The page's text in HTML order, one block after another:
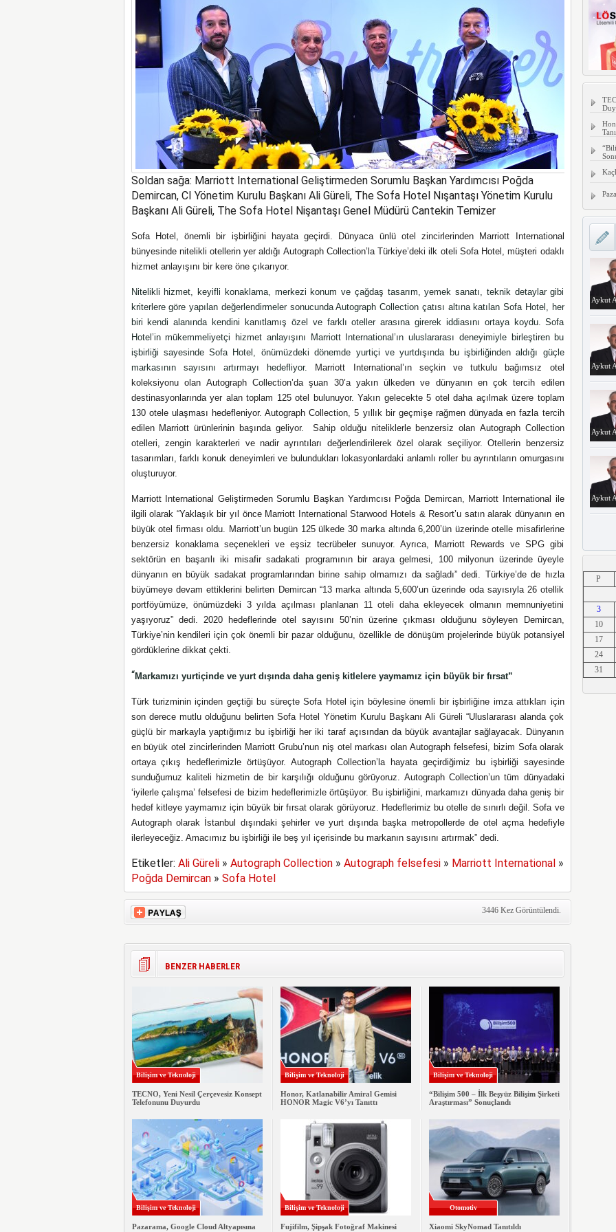
Soldan sağa: Marriott International Geliştirmeden Sorumlu Başkan Yardımcısı Poğda
Demircan, CI Yönetim Kurulu Başkanı Ali Güreli, The Sofa Hotel Nışantaşı Yönetim Kurulu
Başkanı Ali Güreli, The Sofa Hotel Nişantaşı Genel Müdürü Cantekin Temizer
Sofa Hotel, önemli bir işbirliğini hayata geçirdi. Dünyaca ünlü otel zincirlerinden Marriott International
bünyesinde nitelikli otellerin yer aldığı Autograph Collection’la Türkiye’deki ilk oteli Sofa Hotel, müşteri odaklı
hizmet anlayışını bir kere öne çıkarıyor.
Nitelikli hizmet, keyifli konaklama, merkezi konum ve çağdaş tasarım, yemek sanatı, teknik detaylar gibi
kriterlere göre yapılan değerlendirmeler sonucunda Autograph Collection çatısı altına katılan Sofa Hotel, her
biri kendi alanında kendini kanıtlamış özel ve farklı oteller arasına girerek iddiasını ortaya koydu. Sofa
Hotel’in mükemmeliyetçi hizmet anlayışını Marriott International’ın uluslararası deneyimiyle birleştiren bu
işbirliği sayesinde Sofa Hotel, önümüzdeki dönemde yurtiçi ve yurtdışında bu işbirliğinden aldığı güçle
markasının sayısını artırmayı hedefliyor.
Marriott International’ın seçkin ve tutkulu bağımsız otel
koleksiyonu olan Autograph Collection’da şuan 30’a yakın ülkeden ve dünyanın en çok tercih edilen
destinasyonlarında yer alan toplam 125 otel bulunuyor. Yakın gelecekte 5 otel daha açılmak üzere toplam
130 otele ulaşması hedefleniyor. Autograph Collection, 5 yıllık bir geçmişe rağmen dünyada en fazla tercih
edilen Marriott ürünlerinin başında geliyor. Sahip olduğu niteliklerle benzersiz olan Autograph Collection
otelleri, zengin karakterleri ve nadir ayrıntıları değerlendirilerek özel olarak seçiliyor. Otellerin benzersiz
tasarımları, farklı konuk deneyimleri ve bulundukları lokasyonlardaki anlamlı roller bu ayrıntıların omurgasını
oluşturuyor.
Marriott International Geliştirmeden Sorumlu Başkan Yardımcısı Poğda Demircan, Marriott International ile
ilgili olarak “Yaklaşık bir yıl önce Marriott International Starwood Hotels & Resort’u satın alarak dünyanın en
büyük otel firması oldu. Marriott’un bugün 125 ülkede 30 marka altında 6,200’ün üzerinde otelle misafirlerine
benzersiz konaklama seçenekleri ve eşsiz tecrübeler sunuyor. Ayrıca, Marriott Rewards ve SPG gibi
sektörün en başarılı iki misafir sadakati programının bir araya gelmesi, 100 milyonun üzerinde üyeyle
dünyanın en büyük sadakat programlarından birine sahip olmamızı da sağladı”dedi. Türkiye’de de hızla
büyümeye devam ettiklerini belirten Demircan “13 marka altında 5,600’un üzerinde oda sayısıyla 26 otellik
portföyümüze, önümüzdeki 3 yılda açılması planlanan 11 oteli daha ekleyecek olmanın memnuniyetini
yaşıyoruz” dedi. 2020 hedeflerinde otel sayısını 50’nin üzerine çıkması olduğunu söyleyen Demircan,
Türkiye’nin kendileri için çok önemli bir pazar olduğunu, özellikle de dönüşüm projelerinde büyük potansiyel
gördüklerine dikkat çekti.
“Markamızı yurtiçinde ve yurt dışında daha geniş kitlelere yaymamız için büyük bir fırsat”
Türk turizminin içinden geçtiği bu süreçte Sofa Hotel için böylesine önemli bir işbirliğine imza attıkları için
son derece mutlu olduğunu belirten Sofa Hotel Yönetim Kurulu Başkanı Ali Güreli “Uluslararası alanda çok
güçlü bir markayla yaptığımız bu işbirliği her iki taraf açısından da büyük avantajlar sağlayacak. Dünyanın
en büyük otel zincirlerinden Marriott Grubu’nun niş otel markası olan Autograph felsefesi, bizim Sofa olarak
ortaya çıkış hedeflerimizle örtüşüyor. Autograph Collection’la hayata geçirdiğimiz bu işbirliği sayesinde
sunduğumuz kaliteli hizmetin de bir karşılığı olduğunu görüyoruz. Autograph Collection’un tüm dünyadaki
‘iyilerle çalışma’ felsefesi de bizim hedeflerimizle örtüşüyor. Bu işbirliğini, markamızı dünyada daha geniş bir
hedef kitleye yaymamız için büyük bir fırsat olarak görüyoruz. Hedeflerimiz bu otelle de sınırlı değil. Sofa ve
Autograph olarak İstanbul dışındaki şehirler ve yurt dışında başka metropollerde de otel açma hedefiyle
ilerleyeceğiz. Amacımız bu işbirliği ile beş yıl içerisinde bu markanın sayısını artırmak” dedi.
Etiketler: Ali Güreli» Autograph Collection» Autograph felsefesi» Marriott International»
Poğda Demircan» Sofa Hotel
3446 Kez Görüntülendi.
BENZER HABERLER
Bilişim ve Teknoloji
TECNO, Yeni Nesil Çerçevesiz Konsept
Telefonunu Duyurdu
Bilişim ve Teknoloji
Honor, Katlanabilir Amiral Gemisi
HONOR Magic V6’yı Tanıttı
Bilişim ve Teknoloji
“Bilişim 500 – İlk Beşyüz Bilişim Şirketi
Araştırması” Sonuçlandı
Bilişim ve Teknoloji
Pazarama, Google Cloud Altyapısına
Bilişim ve Teknoloji
Fujifilm, Şipşak Fotoğraf Makinesi
Otomotiv
Xiaomi SkyNomad Tanıtıldı
Aykut
Aykut
Aykut
Aykut
Erkut
Erkut
P
3
10
17
24
31